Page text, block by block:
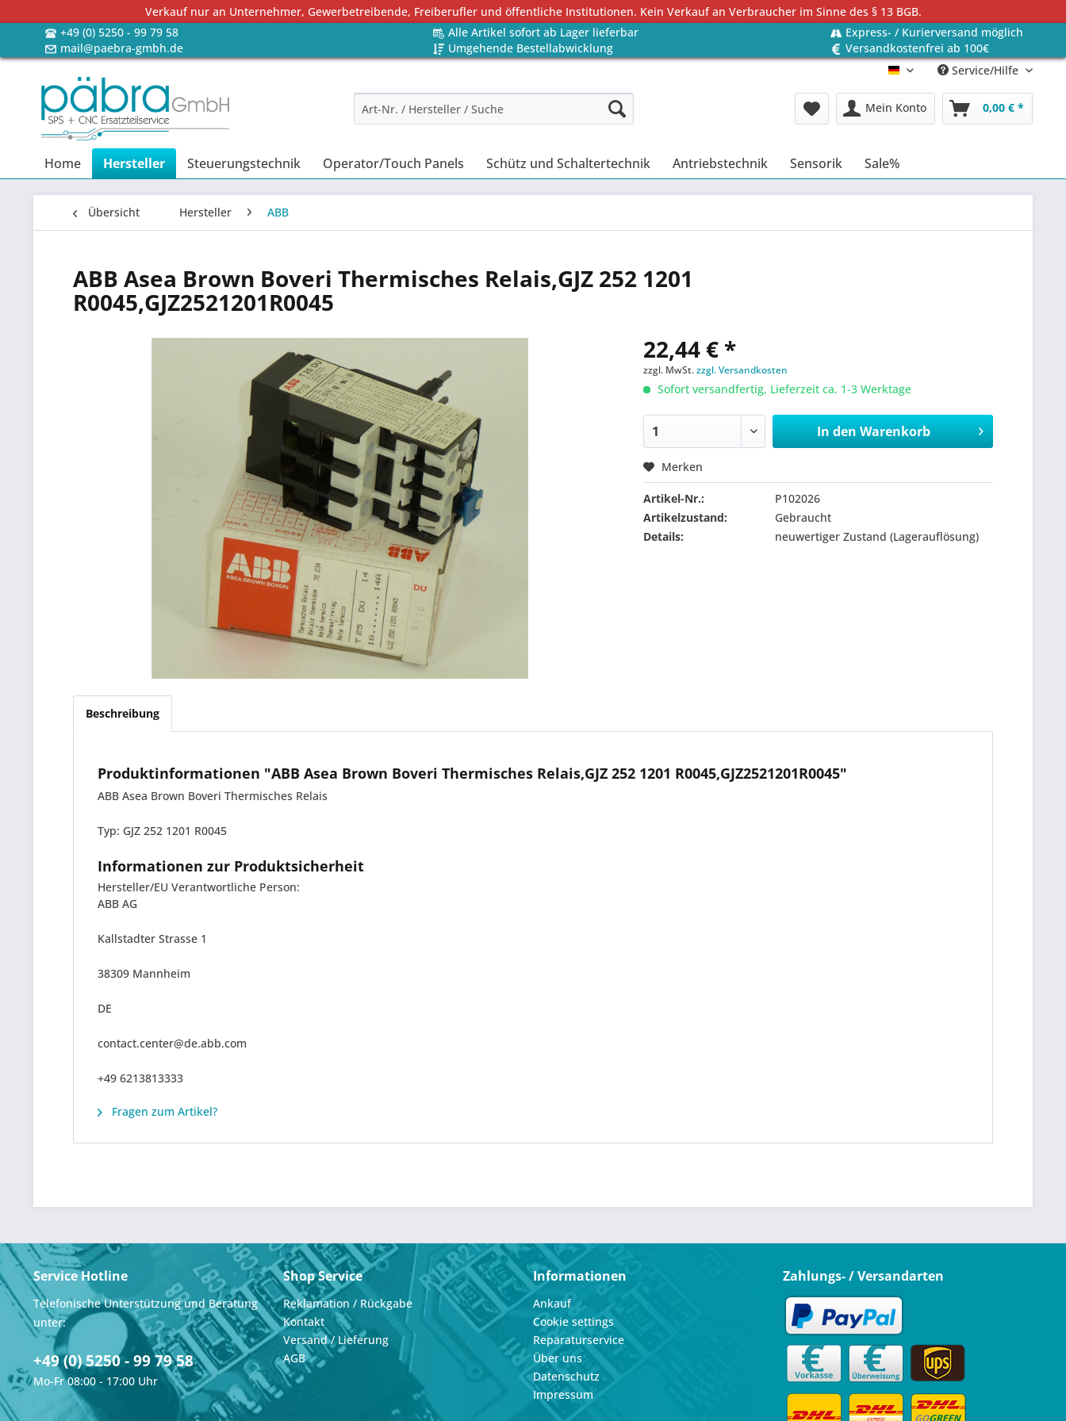
Verkauf nur an Unternehmer, Gewerbetreibende, Freiberufler und öffentliche Institutionen. Kein Verkauf an Verbraucher im Sinne des § 13 BGB.
+49 (0) 5250 - 99 79 58
Alle Artikel sofort ab Lager lieferbar
Express- / Kurierversand möglich
mail@paebra-gmbh.de
Umgehende Bestellabwicklung
Versandkostenfrei ab 100€
Deutsch Service/Hilfe
Mein Konto 0,00 € *
Home Hersteller Steuerungstechnik Operator/Touch Panels Schütz und Schaltertechnik Antriebstechnik Sensorik Sale%
Übersicht Hersteller ABB
ABB Asea Brown Boveri Thermisches Relais,GJZ 252 1201
R0045,GJZ2521201R0045
22,44 € *
zzgl. MwSt.zzgl. Versandkosten
Sofort versandfertig, Lieferzeit ca. 1-3 Werktage
In den Warenkorb
Merken
Artikel-Nr.:
P102026
Artikelzustand:
Gebraucht
Details:
neuwertiger Zustand (Lagerauflösung)
Beschreibung
Produktinformationen "ABB Asea Brown Boveri Thermisches Relais,GJZ 252 1201 R0045,GJZ2521201R0045"
ABB Asea Brown Boveri Thermisches Relais
Typ: GJZ 252 1201 R0045
Informationen zur Produktsicherheit
Hersteller/EU Verantwortliche Person:
ABB AG
Kallstadter Strasse 1
38309 Mannheim
DE
contact.center@de.abb.com
+49 6213813333
Fragen zum Artikel?
Service Hotline
Telefonische Unterstützung und Beratung
unter:
+49 (0) 5250 - 99 79 58
Mo-Fr 08:00 - 17:00 Uhr
Shop Service
Reklamation / Rückgabe
Kontakt
Versand / Lieferung
AGB
Informationen
Ankauf
Cookie settings
Reparaturservice
Über uns
Datenschutz
Impressum
Zahlungs- / Versandarten